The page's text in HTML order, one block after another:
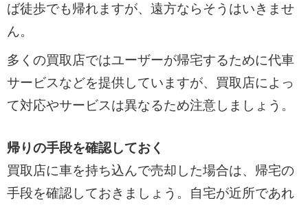
やすい時期です。傷やへこみは無理に直さ
ビスを利用して一番高い買取業者を見つけ
ましょう。
ば徒歩でも帰れますが、遠方ならそうはいきませ
ん。
多くの買取店ではユーザーが帰宅するために代車
サービスなどを提供していますが、買取店によっ
て対応やサービスは異なるため注意しましょう。
帰りの手段を確認しておく
買取店に車を持ち込んで売却した場合は、帰宅の
手段を確認しておきましょう。自宅が近所であれ